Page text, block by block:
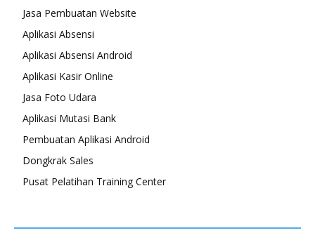
Jasa Pembuatan Website
Aplikasi Absensi
Aplikasi Absensi Android
Aplikasi Kasir Online
Jasa Foto Udara
Aplikasi Mutasi Bank
Pembuatan Aplikasi Android
Dongkrak Sales
Pusat Pelatihan Training Center